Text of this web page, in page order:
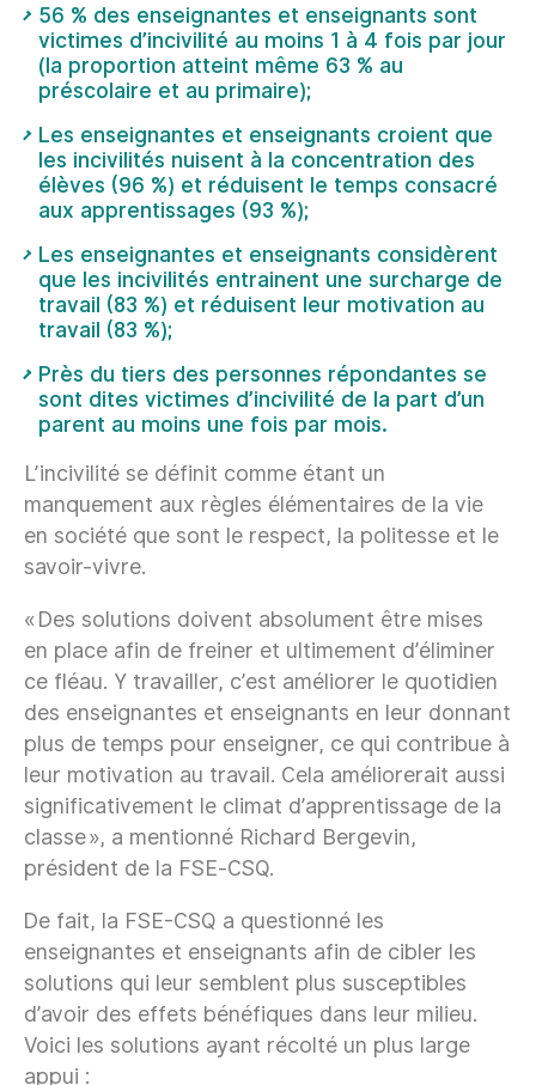
56 % des enseignantes et enseignants sont
victimes d’incivilité au moins 1 à 4 fois par jour
(la proportion atteint même 63 % au
préscolaire et au primaire);
Les enseignantes et enseignants croient que
les incivilités nuisent à la concentration des
élèves (96 %) et réduisent le temps consacré
aux apprentissages (93 %);
Les enseignantes et enseignants considèrent
que les incivilités entrainent une surcharge de
travail (83 %) et réduisent leur motivation au
travail (83 %);
Près du tiers des personnes répondantes se
sont dites victimes d’incivilité de la part d’un
parent au moins une fois par mois.
L’incivilité se définit comme étant un
manquement aux règles élémentaires de la vie
en société que sont le respect, la politesse et le
savoir-vivre.
« Des solutions doivent absolument être mises
en place afin de freiner et ultimement d’éliminer
ce fléau. Y travailler, c’est améliorer le quotidien
des enseignantes et enseignants en leur donnant
plus de temps pour enseigner, ce qui contribue à
leur motivation au travail. Cela améliorerait aussi
significativement le climat d’apprentissage de la
classe », a mentionné Richard Bergevin,
président de la FSE‑CSQ.
De fait, la FSE-CSQ a questionné les
enseignantes et enseignants afin de cibler les
solutions qui leur semblent plus susceptibles
d’avoir des effets bénéfiques dans leur milieu.
Voici les solutions ayant récolté un plus large
appui :